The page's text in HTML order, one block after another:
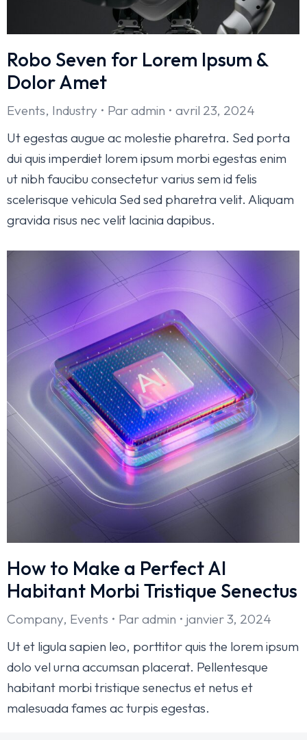
Robo Seven for Lorem Ipsum &
Dolor Amet
Events, Industry Paradmin
avril 23, 2024
Ut egestas augue ac molestie pharetra. Sed porta
dui quis imperdiet lorem ipsum morbi egestas enim
ut nibh faucibu consectetur varius sem id felis
scelerisque vehicula Sed sed pharetra velit. Aliquam
gravida risus nec velit lacinia dapibus.
How to Make a Perfect AI
Habitant Morbi Tristique Senectus
Company, Events Paradmin
janvier 3, 2024
Ut et ligula sapien leo, porttitor quis the lorem ipsum
dolo vel urna accumsan placerat. Pellentesque
habitant morbi tristique senectus et netus et
malesuada fames ac turpis egestas.